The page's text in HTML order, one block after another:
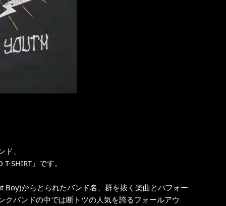
、
SHIRT」です。
からとられたバンド名、群を抜く楽曲とパフォー
バンドの中では断トツの人気を誇るフォールアウ